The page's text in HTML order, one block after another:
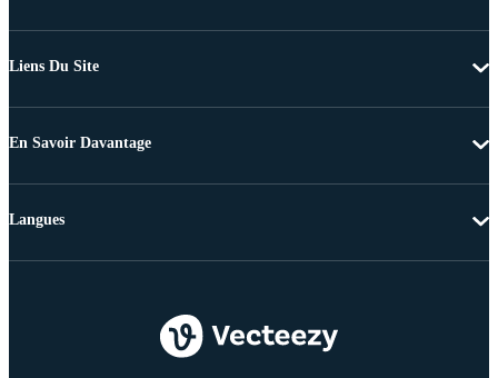
Liens Du Site
En Savoir Davantage
Langues